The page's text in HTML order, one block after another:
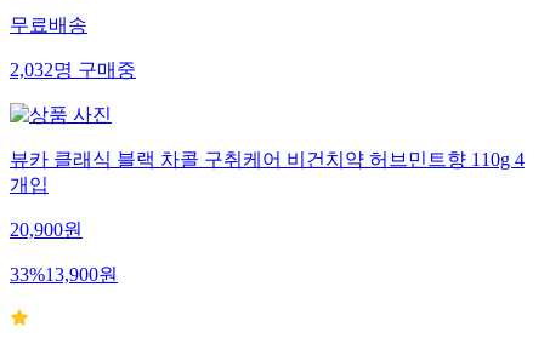
무료배송
2,032명구매중
뷰카 클래식 블랙 차콜 구취케어 비건치약 허브민트향 110g 4
개입
20,900원
33%13,900원